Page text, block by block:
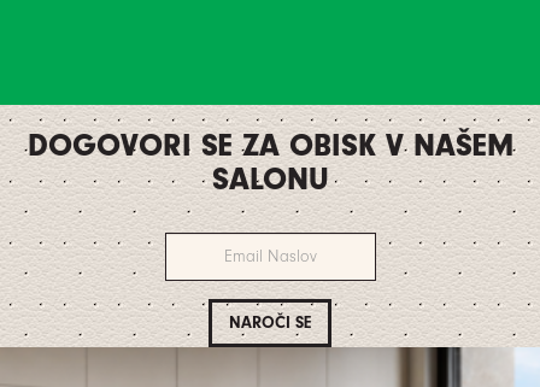
DOGOVORI SE ZA OBISK V NAŠEM
SALONU